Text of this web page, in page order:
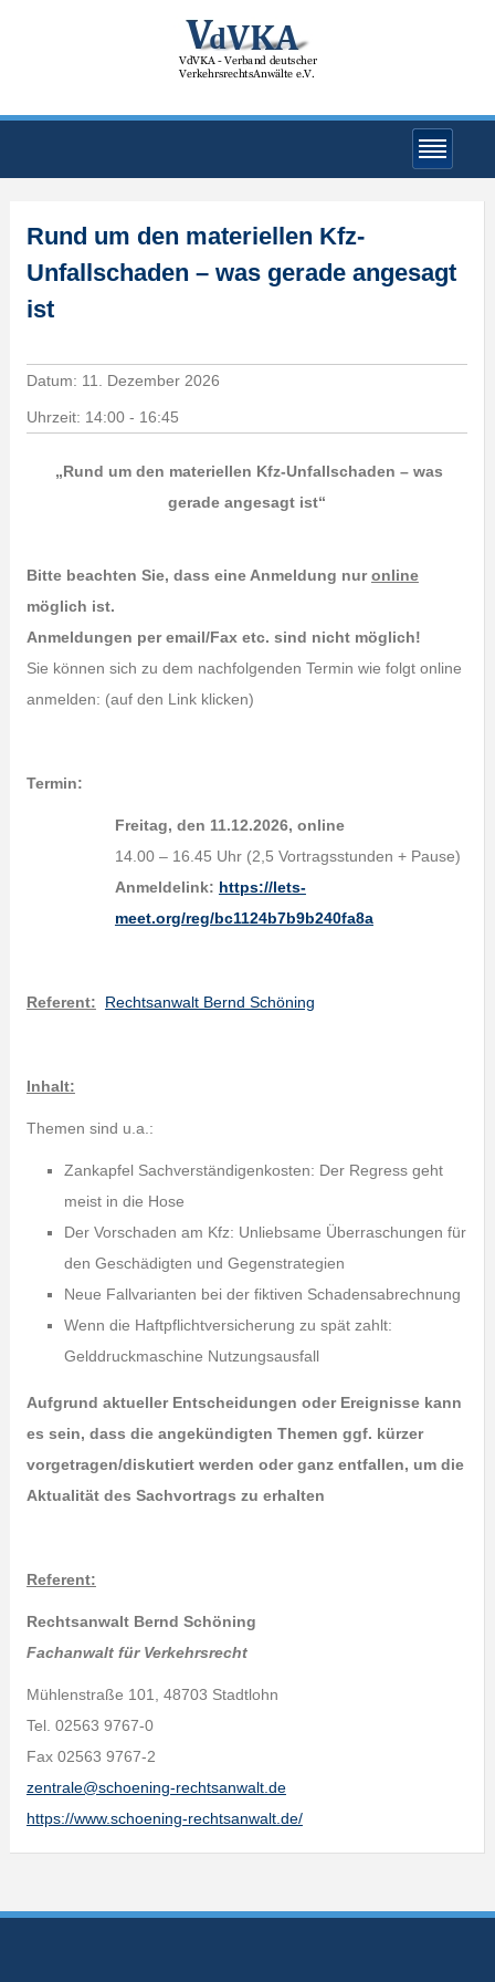
Rund um den materiellen Kfz-
Unfallschaden – was gerade angesagt
ist
Datum: 11. Dezember 2026
Uhrzeit: 14:00 - 16:45
„Rund um den materiellen Kfz-Unfallschaden – was
gerade angesagt ist“
Bitte beachten Sie, dass eine Anmeldung nuronline
möglich ist.
Anmeldungen per email/Fax etc. sind nicht möglich!
Sie können sich zu dem nachfolgenden Termin wie folgt online
anmelden: (auf den Link klicken)
Termin:
Freitag, den 11.12.2026, online
14.00 – 16.45 Uhr (2,5 Vortragsstunden + Pause)
Anmeldelink: https://lets-
meet.org/reg/bc1124b7b9b240fa8a
Referent: Rechtsanwalt Bernd Schöning
Inhalt:
Themen sind u.a.:
Zankapfel Sachverständigenkosten: Der Regress geht
meist in die Hose
Der Vorschaden am Kfz: Unliebsame Überraschungen für
den Geschädigten und Gegenstrategien
Neue Fallvarianten bei der fiktiven Schadensabrechnung
Wenn die Haftpflichtversicherung zu spät zahlt:
Gelddruckmaschine Nutzungsausfall
Aufgrund aktueller Entscheidungen oder Ereignisse kann
es sein, dass die angekündigten Themen ggf. kürzer
vorgetragen/diskutiert werden oder ganz entfallen, um die
Aktualität des Sachvortrags zu erhalten
Referent:
Rechtsanwalt Bernd Schöning
Fachanwalt für Verkehrsrecht
Mühlenstraße 101, 48703 Stadtlohn
Tel. 02563 9767-0
Fax 02563 9767-2
zentrale@schoening-rechtsanwalt.de
https://www.schoening-rechtsanwalt.de/